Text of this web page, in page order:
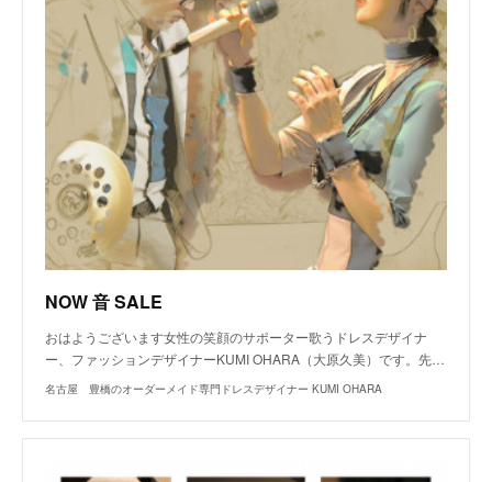
NOW 音 SALE
おはようございます女性の笑顔のサポーター歌うドレスデザイナ
ー、ファッションデザイナーKUMI OHARA（大原久美）です。先…
名古屋 豊橋のオーダーメイド専門ドレスデザイナー KUMI OHARA